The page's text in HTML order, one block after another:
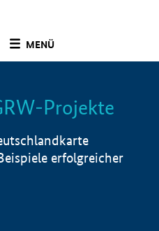
MENÜ
Info
Projekte
erfolgreicher